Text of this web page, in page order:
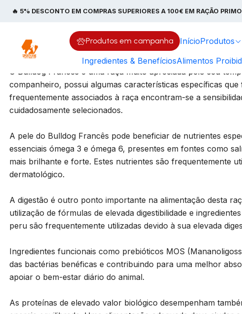
Produtos em campanha InícioProdutos
Ingredientes & BenefíciosAlimentos
🔥 5% DESCONTO EM COMPRAS SUPERIORES A 100€ EM RAÇÃOInicio
Bulldog Francês – Pele
O Bulldog Francês é uma raça muito apreciada pelo seu
companheiro, possui algumas características específicas
frequentemente associados à raça encontram-se a
cuidadosamente selecionados.
A pele do Bulldog Francês pode beneficiar de nutrientes
essenciais ómega 3 e ómega 6, presentes em fontes como
mais brilhante e forte. Estes nutrientes são frequentemente
dermatológico.
A digestão é outro ponto importante na alimentação desta
utilização de fórmulas de elevada digestibilidade e
peru são frequentemente utilizadas devido à sua elevada
Ingredientes funcionais como prebióticos MOS
das bactérias benéficas e contribuindo para uma melhor
apoiar o bem-estar diário do animal.
As proteínas de elevado valor biológico desempenham